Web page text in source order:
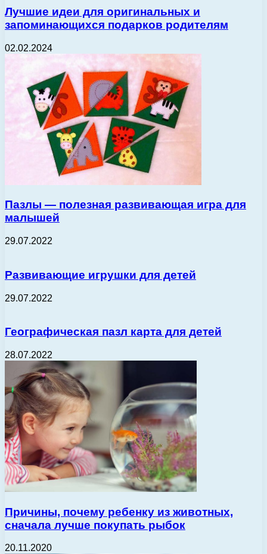
Лучшие идеи для оригинальных и
запоминающихся подарков родителям
02.02.2024
Пазлы — полезная развивающая игра для
малышей
29.07.2022
Развивающие игрушки для детей
29.07.2022
Географическая пазл карта для детей
28.07.2022
Причины, почему ребенку из животных,
сначала лучше покупать рыбок
20.11.2020